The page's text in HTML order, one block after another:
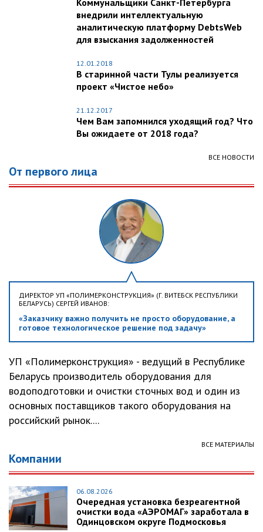
внедрили интеллектуальную
аналитическую платформу DebtsWeb
для взыскания задолженностей
12.01.2018
В старинной части Тулы реализуется
проект «Чистое небо»
21.12.2017
Чем Вам запомнился уходящий год? Что
Вы ожидаете от 2018 года?
ВСЕ НОВОСТИ
От первого лица
ДИРЕКТОР УП «ПОЛИМЕРКОНСТРУКЦИЯ» (Г. ВИТЕБСК РЕСПУБЛИКИ
БЕЛАРУСЬ) СЕРГЕЙ ИВАНОВ:
«Заказчику важно получить не просто оборудование, а
готовое технологическое решение под задачу»
УП «Полимерконструкция» - ведущий в Республике
Беларусь производитель оборудования для
водоподготовки и очистки сточных вод и один из
основных поставщиков такого оборудования на
российский рынок....
ВСЕ МАТЕРИАЛЫ
Компании
06.08.2026
Очередная установка безреагентной
очистки вода «АЭРОМАГ» заработала в
Одинцовском округе Подмосковья